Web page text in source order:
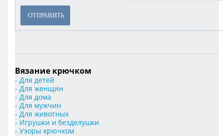
ОТПРАВИТЬ
Вязание крючком
- Для детей
- Для женщин
- Для дома
- Для мужчин
- Для животных
- Игрушки и безделушки
- Узоры крючком